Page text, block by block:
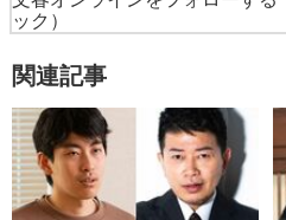
ック）
関連記事